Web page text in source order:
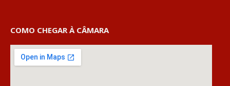
COMO CHEGAR À CÂMARA